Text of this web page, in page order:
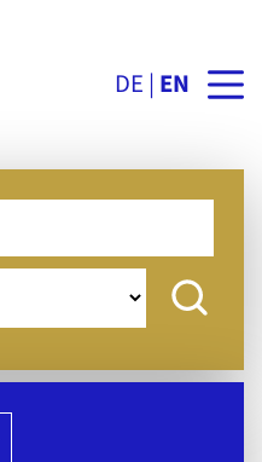
DE EN